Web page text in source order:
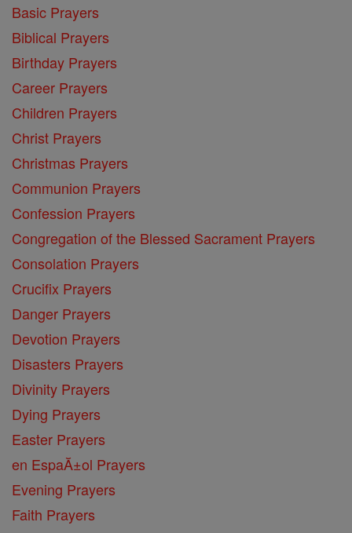
Basic Prayers
Biblical Prayers
Birthday Prayers
Career Prayers
Children Prayers
Christ Prayers
Christmas Prayers
Communion Prayers
Confession Prayers
Congregation of the Blessed Sacrament Prayers
Consolation Prayers
Crucifix Prayers
Danger Prayers
Devotion Prayers
Disasters Prayers
Divinity Prayers
Dying Prayers
Easter Prayers
en EspaĂ±ol Prayers
Evening Prayers
Faith Prayers